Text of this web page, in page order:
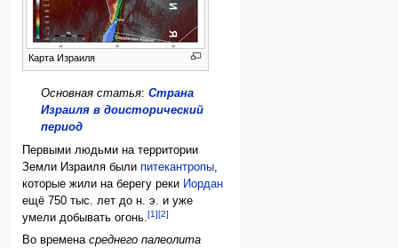
Карта Израиля
Основная статья: Страна
Израиля в доисторический
период
Первыми людьми на территории
Земли Израиля былипитекантропы
которые жили на берегу реки Иордан
ещё 750 тыс. лет до н. э. и уже
умели добывать огонь.[1][2]
Во временасреднего палеолита